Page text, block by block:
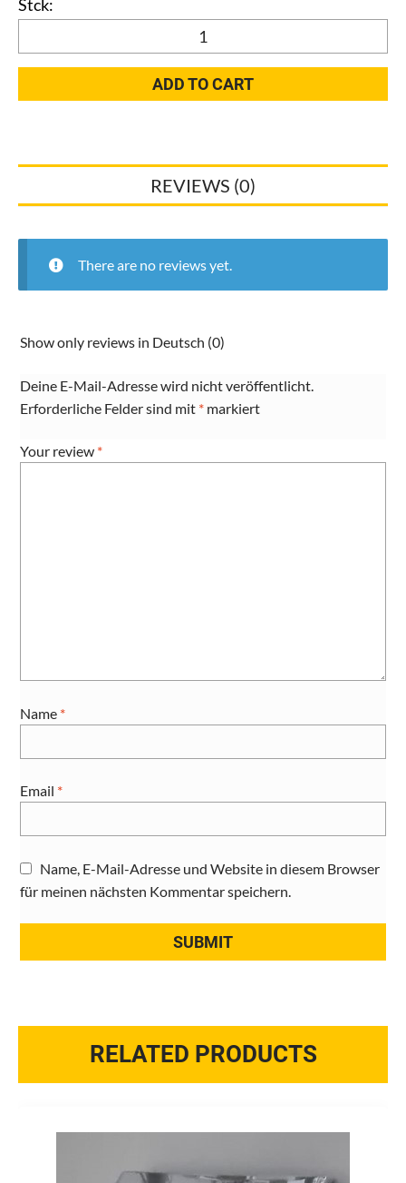
Übergangsstück
Sanpress
105044
quantity
ADD TO CART
REVIEWS (0)
There are no reviews yet.
Show only reviews in Deutsch (0)
Deine E-Mail-Adresse wird nicht veröffentlicht.
Erforderliche Felder sind mit * markiert
Your review *
Name *
Email *
Name, E-Mail-Adresse und Website in diesem Browser
für meinen nächsten Kommentar speichern.
RELATED PRODUCTS